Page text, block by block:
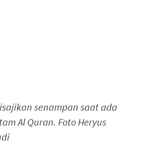
senampan saat ada
Al Quran. Foto Heryus